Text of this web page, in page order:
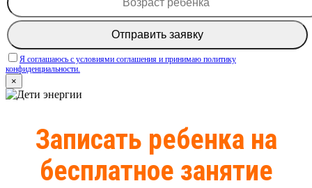
Я соглашаюсь c условиями соглашения и принимаю политику
конфиденциальности.
×
Записать ребенка на
бесплатное занятие